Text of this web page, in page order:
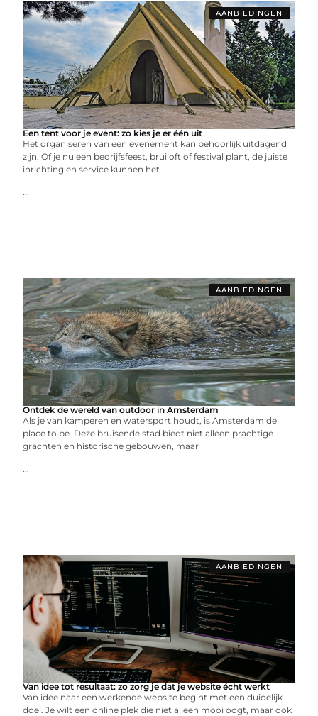
AANBIEDINGEN
Een tent voor je event: zo kies je er één uit
Het organiseren van een evenement kan behoorlijk uitdagend
zijn. Of je nu een bedrijfsfeest, bruiloft of festival plant, de juiste
inrichting en service kunnen het
...
AANBIEDINGEN
Ontdek de wereld van outdoor in Amsterdam
Als je van kamperen en watersport houdt, is Amsterdam de
place to be. Deze bruisende stad biedt niet alleen prachtige
grachten en historische gebouwen, maar
...
AANBIEDINGEN
Van idee tot resultaat: zo zorg je dat je website écht werkt
Van idee naar een werkende website begint met een duidelijk
doel. Je wilt een online plek die niet alleen mooi oogt, maar ook